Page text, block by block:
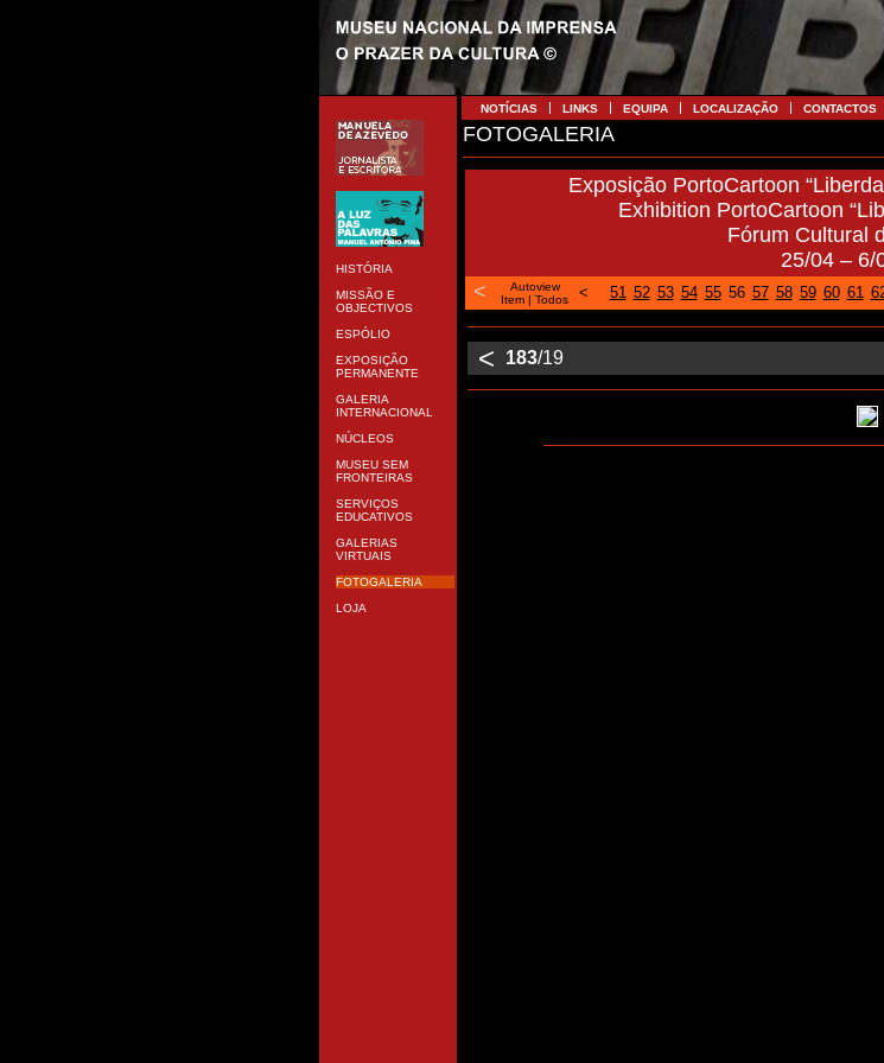
HISTÓRIA
MISSÃO E
OBJECTIVOS
ESPÓLIO
EXPOSIÇÃO
PERMANENTE
GALERIA
INTERNACIONAL
NÚCLEOS
MUSEU SEM
FRONTEIRAS
SERVIÇOS
EDUCATIVOS
GALERIAS
VIRTUAIS
FOTOGALERIA
LOJA
NOTÍCIAS LINKS EQUIPA LOCALIZAÇÃO CONTACTOS
FOTOGALERIA
Exposição PortoCartoon
Exhibition PortoCartoon
Fórum Cultural
25/04 – 6/
<
Autoview
Item | Todos < 51 52 53 54 55 56 57 58 59 60 61
< 183/19